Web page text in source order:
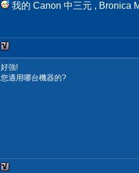
我的 Canon 中三元 , Bronica
好強!
您適用哪台機器的?